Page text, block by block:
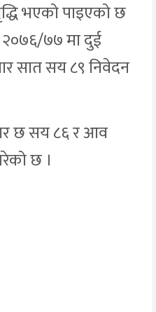
भएको पाइएको छ
२०७६/७७ मा दुई
सात सय ८९ निवेदन
छ सय ८६ र आव
छ ।